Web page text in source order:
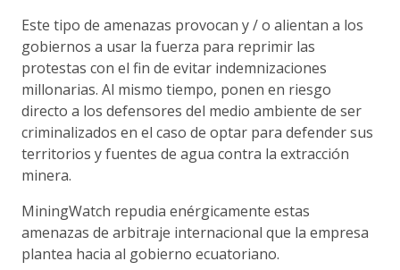
Este tipo de amenazas provocan y / o alientan a los
gobiernos a usar la fuerza para reprimir las
protestas con el fin de evitar indemnizaciones
millonarias. Al mismo tiempo, ponen en riesgo
directo a los defensores del medio ambiente de ser
criminalizados en el caso de optar para defender sus
territorios y fuentes de agua contra la extracción
minera.
MiningWatch repudia enérgicamente estas
amenazas de arbitraje internacional que la empresa
plantea hacia al gobierno ecuatoriano.